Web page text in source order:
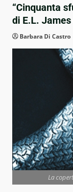
“Cinquanta
di E.L.
Barbara Di Castro
La